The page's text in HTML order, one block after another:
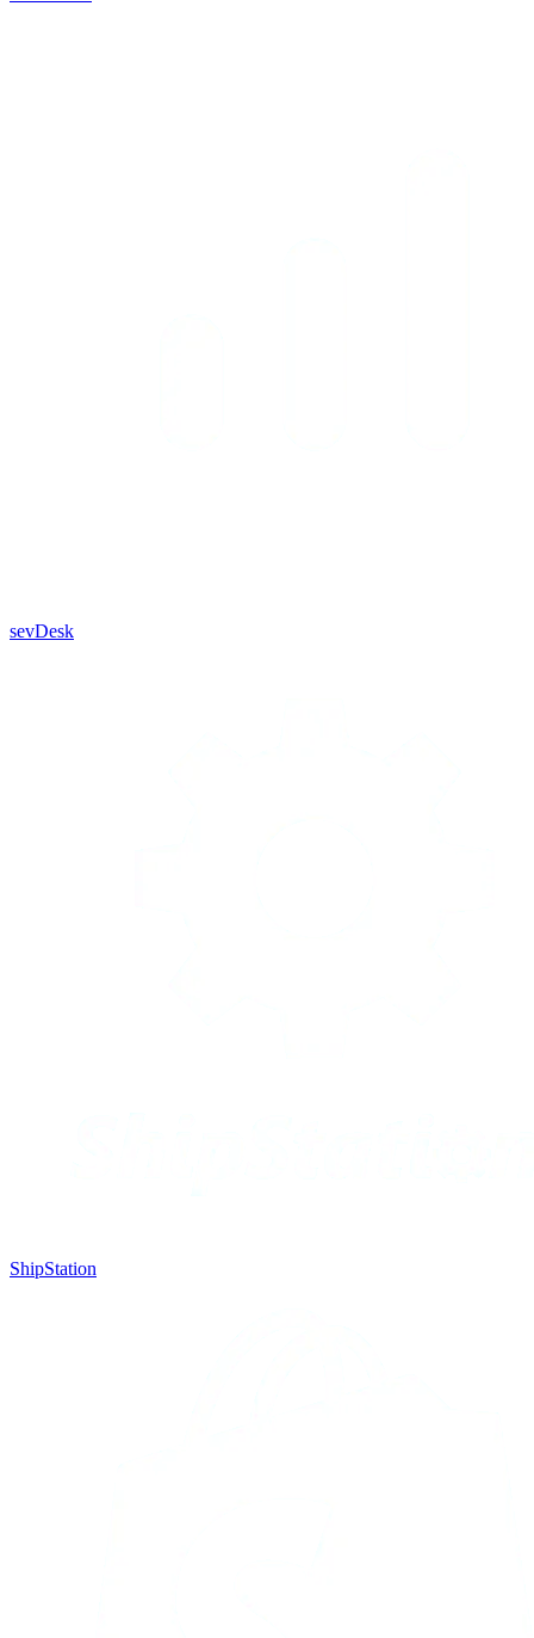
sevDesk
ShipStation